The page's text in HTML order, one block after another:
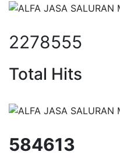
2278555
Total Hits
584613